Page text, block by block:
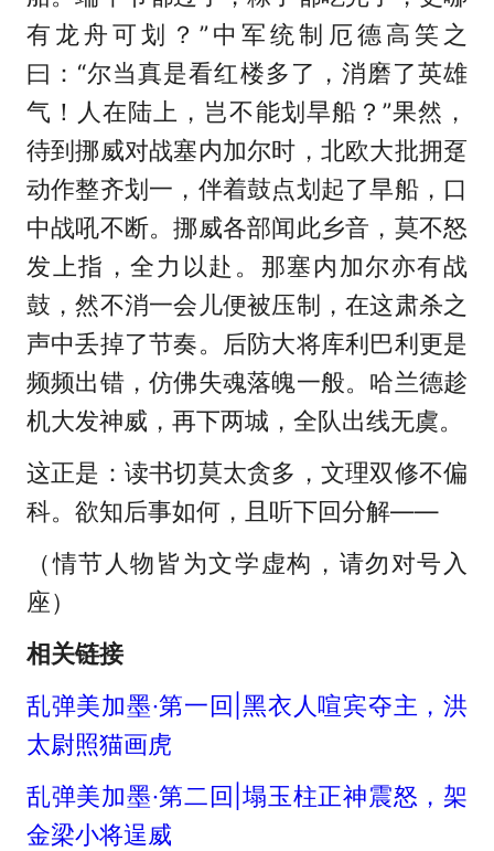
有龙舟可划？”中军统制厄德高笑之
曰：“尔当真是看红楼多了，消磨了英雄
气！人在陆上，岂不能划旱船？”果然，
待到挪威对战塞内加尔时，北欧大批拥趸
动作整齐划一，伴着鼓点划起了旱船，口
中战吼不断。挪威各部闻此乡音，莫不怒
发上指，全力以赴。那塞内加尔亦有战
鼓，然不消一会儿便被压制，在这肃杀之
声中丢掉了节奏。后防大将库利巴利更是
频频出错，仿佛失魂落魄一般。哈兰德趁
机大发神威，再下两城，全队出线无虞。
这正是：读书切莫太贪多，文理双修不偏
科。欲知后事如何，且听下回分解——
（情节人物皆为文学虚构，请勿对号入
座）
相关链接
乱弹美加墨·第一回|黑衣人喧宾夺主，洪
太尉照猫画虎
乱弹美加墨·第二回|塌玉柱正神震怒，架
金梁小将逞威